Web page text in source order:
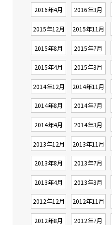
2016年4月 2016年3月
2015年12月 2015年11月
2015年8月 2015年7月
2015年4月 2015年3月
2014年12月 2014年11月
2014年8月 2014年7月
2014年4月 2014年3月
2013年12月 2013年11月
2013年8月 2013年7月
2013年4月 2013年3月
2012年12月 2012年11月
2012年8月 2012年7月